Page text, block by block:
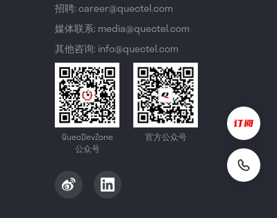
招聘: career@quectel.com
媒体联系: media@quectel.com
其他咨询: info@quectel.com
QuecDevZone
公众号
官方公众号